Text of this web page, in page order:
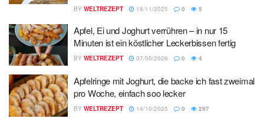
BY WELTREZEPT 18/11/2025 0 5
Apfel, Ei und Joghurt verrühren – in nur 15
Minuten ist ein köstlicher Leckerbissen fertig
BY WELTREZEPT 07/05/2026 0 4
Apfelringe mit Joghurt, die backe ich fast zweimal
pro Woche, einfach soo lecker
BY WELTREZEPT 14/10/2025 0 297